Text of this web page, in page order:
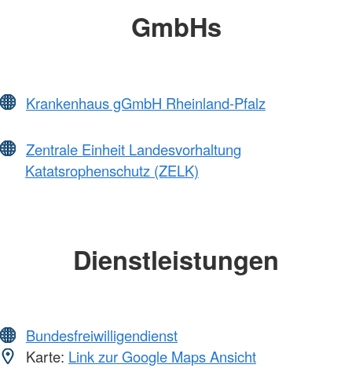
GmbHs
Krankenhaus gGmbH Rheinland-Pfalz
Zentrale Einheit Landesvorhaltung
Katatsrophenschutz (ZELK)
Dienstleistungen
Bundesfreiwilligendienst
Karte: Link zur Google Maps Ansicht